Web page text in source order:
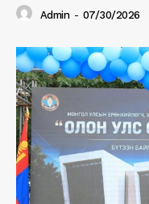
Admin - 07/30/2026